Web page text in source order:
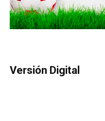
Versión Digital